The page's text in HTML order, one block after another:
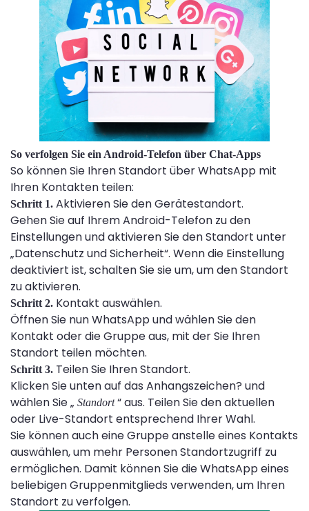
So verfolgen Sie ein Android-Telefon über Chat-Apps
So können Sie Ihren Standort über WhatsApp mit
Ihren Kontakten teilen:
Schritt 1. Aktivieren Sie den Gerätestandort.
Gehen Sie auf Ihrem Android-Telefon zu den
Einstellungen und aktivieren Sie den Standort unter
„Datenschutz und Sicherheit“. Wenn die Einstellung
deaktiviert ist, schalten Sie sie um, um den Standort
zu aktivieren.
Schritt 2. Kontakt auswählen.
Öffnen Sie nun WhatsApp und wählen Sie den
Kontakt oder die Gruppe aus, mit der Sie Ihren
Standort teilen möchten.
Schritt 3. Teilen Sie Ihren Standort.
Klicken Sie unten auf das Anhangszeichen? und
wählen Sie „ Standort“ aus. Teilen Sie den aktuellen
oder Live-Standort entsprechend Ihrer Wahl.
Sie können auch eine Gruppe anstelle eines Kontakts
auswählen, um mehr Personen Standortzugriff zu
ermöglichen. Damit können Sie die WhatsApp eines
beliebigen Gruppenmitglieds verwenden, um Ihren
Standort zu verfolgen.